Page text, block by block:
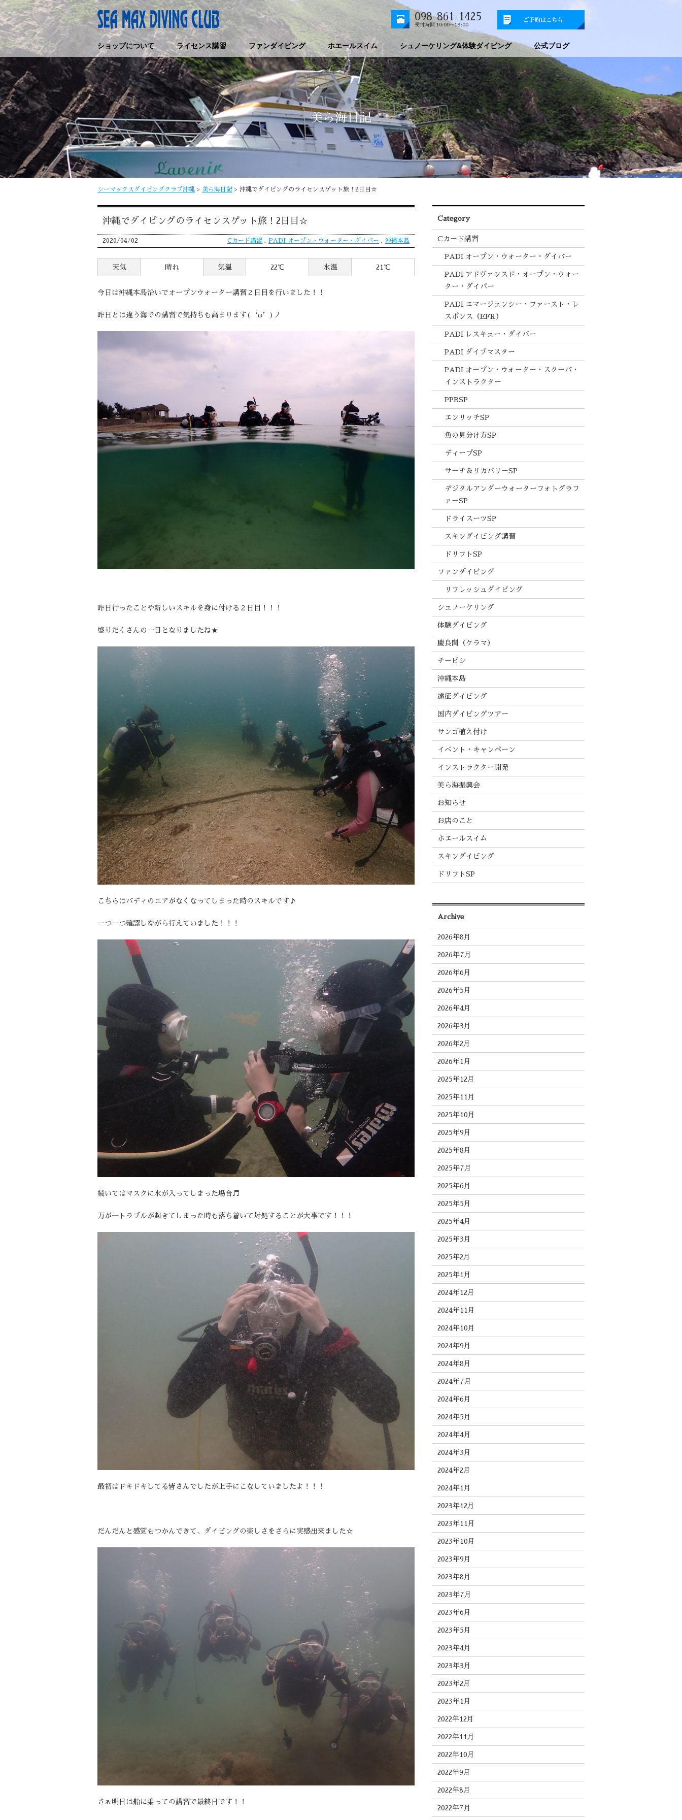
098-861-1425
受付時間 10:00〜18:00
ショップについて ライセンス講習 ファンダイビング ホエールスイム シュノーケリング&体験ダイビング 公式ブログ
美ら海日記
シーマックスダイビングクラブ沖縄 > 美ら海日記 > 沖縄でダイビングのライセンスゲット旅！2日目☆
沖縄でダイビングのライセンスゲット旅！2日目☆
2020/04/02 Cカード講習 , PADI オープン・ウォーター・ダイバー , 沖縄本島
天気 晴れ 気温 22℃ 水温 21℃
今日は沖縄本島沿いでオープンウォーター講習２日目を行いました！！
昨日とは違う海での講習で気持ちも高まります(‘ω’)ノ
昨日行ったことや新しいスキルを身に付ける２日目！！！
盛りだくさんの一日となりましたね★
こちらはバディのエアがなくなってしまった時のスキルです♪
一つ一つ確認しながら行えていました！！！
続いてはマスクに水が入ってしまった場合♬
万が一トラブルが起きてしまった時も落ち着いて対処することが大事です！！！
最初はドキドキしてる皆さんでしたが上手にこなしていましたよ！！！
だんだんと感覚もつかんできて、ダイビングの楽しさをさらに実感出来ました☆
さぁ明日は船に乗っての講習で最終日です！！
Category
Cカード講習
PADI オープン・ウォーター・ダイバー
PADI アドヴァンスド・オープン・ウォー
ター・ダイバー
PADI エマージェンシー・ファースト・レ
スポンス（EFR）
PADI レスキュー・ダイバー
PADI ダイブマスター
PADI オープン・ウォーター・スクーバ・
インストラクター
PPBSP
エンリッチSP
魚の見分け方SP
ディープSP
サーチ＆リカバリーSP
デジタルアンダーウォーターフォトグラフ
ァーSP
ドライスーツSP
スキンダイビング講習
ドリフトSP
ファンダイビング
リフレッシュダイビング
シュノーケリング
体験ダイビング
慶良間（ケラマ）
チービシ
沖縄本島
遠征ダイビング
国内ダイビングツアー
サンゴ植え付け
イベント・キャンペーン
インストラクター開発
美ら海振興会
お知らせ
お店のこと
ホエールスイム
スキンダイビング
ドリフトSP
Archive
2026年8月
2026年7月
2026年6月
2026年5月
2026年4月
2026年3月
2026年2月
2026年1月
2025年12月
2025年11月
2025年10月
2025年9月
2025年8月
2025年7月
2025年6月
2025年5月
2025年4月
2025年3月
2025年2月
2025年1月
2024年12月
2024年11月
2024年10月
2024年9月
2024年8月
2024年7月
2024年6月
2024年5月
2024年4月
2024年3月
2024年2月
2024年1月
2023年12月
2023年11月
2023年10月
2023年9月
2023年8月
2023年7月
2023年6月
2023年5月
2023年4月
2023年3月
2023年2月
2023年1月
2022年12月
2022年11月
2022年10月
2022年9月
2022年8月
2022年7月